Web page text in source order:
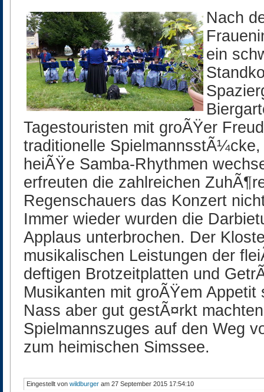
Nach
ein
Tagestouristen mit groÃŸer
traditionelle
heiÃŸe Samba-Rhythmen
erfreuten die zahlreichen
Regenschauers das Konzert
Immer wieder wurden die
Applaus unterbrochen. Der
musikalischen Leistungen der
deftigen Brotzeitplatten und
Musikanten mit groÃŸem
Nass aber gut gestÃ¤rkt
Spielmannszuges auf den Weg
zum heimischen Simssee.
Eingestellt von wildburger am 27 September 2015 17:54:10